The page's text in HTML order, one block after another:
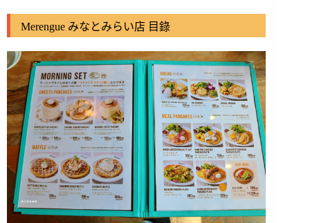
Merengue みなとみらい店 目錄